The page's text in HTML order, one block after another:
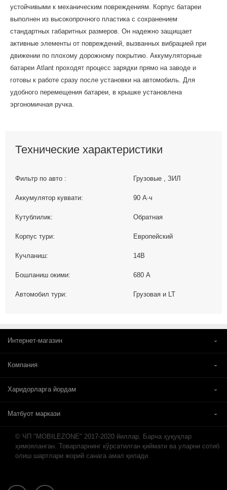
устойчивыми к механическим повреждениям. Корпус батареи
выполнен из высокопрочного пластика с сохранением
стандартных габаритных размеров. Он надежно защищает
активные элементы от повреждений, вызванных вибрацией при
движении по плохому дорожному покрытию. Аккумуляторные
батареи Atlant проходят процесс зарядки прямо на заводе и
готовы к работе сразу после установки на автомобиль. Для
удобного перемещения батареи, в крышке установлена
эргономичная ручка.
Технические характеристики
Фильтр по авто : Грузовые , ЗИЛ
Аккумулятор куввати: 90 А·ч
Кутублилик: Обратная
Корпус тури: Европейский
Кучланиш: 14В
Бошланиш окими: 680 А
Автомобил тури: Грузовая и LT
Интернет-магазин
Компания
Харидорларга йордам
Матбуот маркази
© ЧП "MOBILEZONE" 2017-2020 йиллар. Барча ҳуқуқлар
ҳимояланган. Товарларнинг кўрсатилган қиймати ва уларни сотиб
олиш шартлари жорий санага амал қилади.